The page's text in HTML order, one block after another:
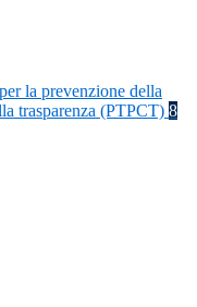
la prevenzione della
trasparenza (PTPCT) 8